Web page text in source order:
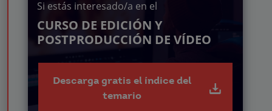
Si estás interesado/a en el
CURSO DE EDICIÓN Y
POSTPRODUCCIÓN DE VÍDEO
Descarga gratis el índice del
temario